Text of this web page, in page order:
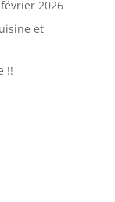
2026
et
!!